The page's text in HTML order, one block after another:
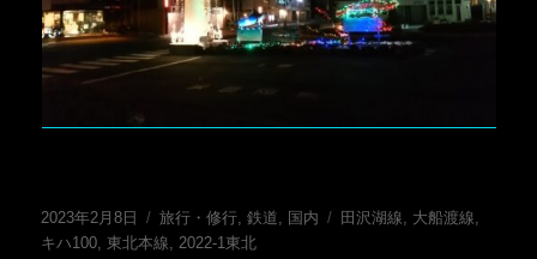
投
稿
2023年2月8日
カ
テ
旅行・修行 ,鉄道 国内
タ
田沢湖線 大船渡線
キハ100 ,東北本線 2022-1東北